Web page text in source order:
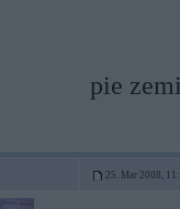
pie
25. Mar 2008,